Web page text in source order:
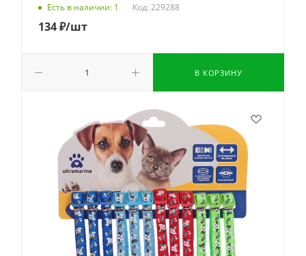
Есть в наличии: 1 Код: 229288
134₽/шт
В КОРЗИНУ